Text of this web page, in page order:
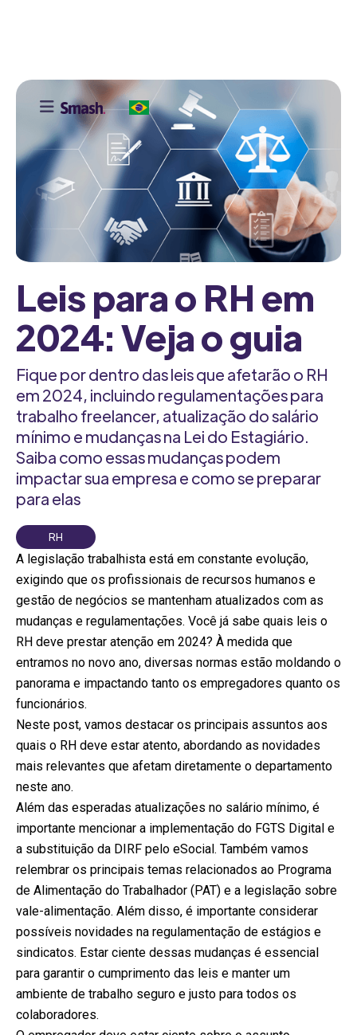

Leis para o RH em
2024: Veja o guia
Fique por dentro das leis que afetarão o RH
em 2024, incluindo regulamentações para
trabalho freelancer, atualização do salário
mínimo e mudanças na Lei do Estagiário.
Saiba como essas mudanças podem
impactar sua empresa e como se preparar
para elas
RH
A legislação trabalhista está em constante evolução,
exigindo que os profissionais de recursos humanos e
gestão de negócios se mantenham atualizados com as
mudanças e regulamentações. Você já sabe quais leis o
RH deve prestar atenção em 2024? À medida que
entramos no novo ano, diversas normas estão moldando o
panorama e impactando tanto os empregadores quanto os
funcionários.
Neste post, vamos destacar os principais assuntos aos
quais o RH deve estar atento, abordando as novidades
mais relevantes que afetam diretamente o departamento
neste ano.
Além das esperadas atualizações no salário mínimo, é
importante mencionar a implementação do FGTS Digital e
a substituição da DIRF pelo eSocial. Também vamos
relembrar os principais temas relacionados ao Programa
de Alimentação do Trabalhador (PAT) e a legislação sobre
vale-alimentação. Além disso, é importante considerar
possíveis novidades na regulamentação de estágios e
sindicatos. Estar ciente dessas mudanças é essencial
para garantir o cumprimento das leis e manter um
ambiente de trabalho seguro e justo para todos os
colaboradores.